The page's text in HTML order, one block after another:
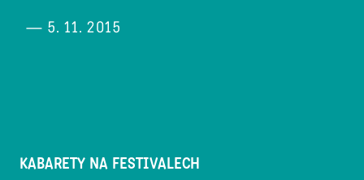
— 5. 11. 2015
KABARETY NA FESTIVALECH